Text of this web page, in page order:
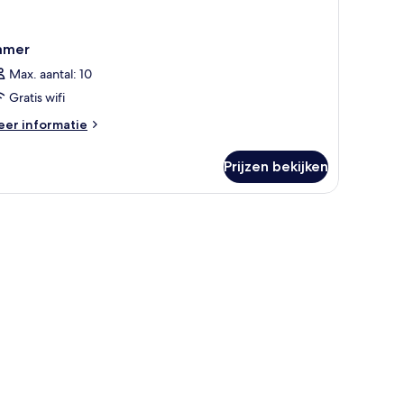
Max. aantal: 10
Gratis wifi
informatie
Prijzen bekijken